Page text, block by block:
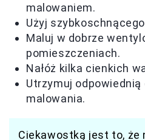
malowaniem.
Użyj
Maluj w dobrze
pomieszczeniach.
Nałóż kilka cienkich
Utrzymuj odpowiednią
malowania.
Ciekawostką jest to, że